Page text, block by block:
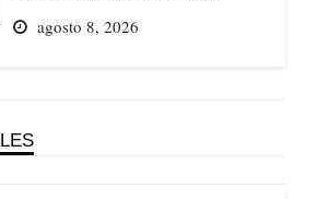
agosto 8, 2026